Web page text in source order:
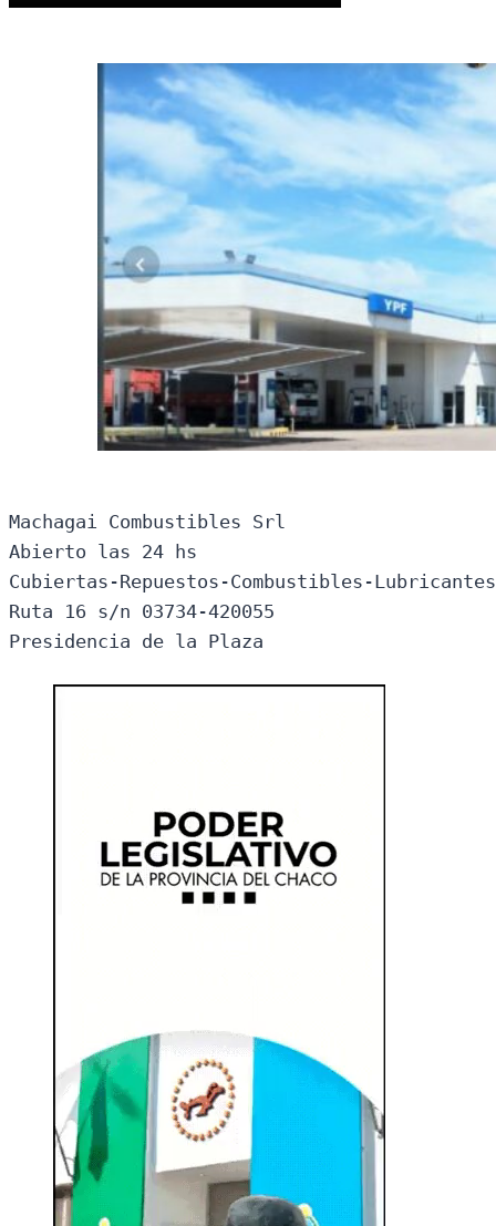
Machagai Combustibles Srl
Abierto las 24 hs
Cubiertas-Repuestos-Combustibles-
Ruta 16 s/n 03734-420055
Presidencia de la Plaza